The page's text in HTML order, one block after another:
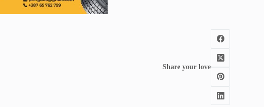
Share your love